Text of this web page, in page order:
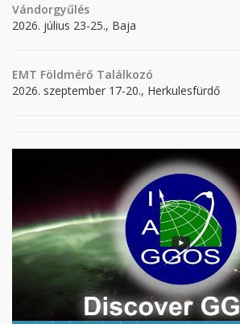
Vándorgyűlés
2026. július 23-25., Baja
EMT Földmérő Találkozó
2026. szeptember 17-20., Herkulesfürdő